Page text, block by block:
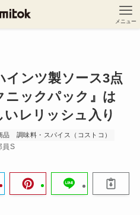
メニュー
インツ製ソース3点
ニックパック』は
いレリッシュ入り
品 調味料・スパイス（コストコ）
員S